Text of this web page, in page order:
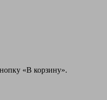
«В корзину».